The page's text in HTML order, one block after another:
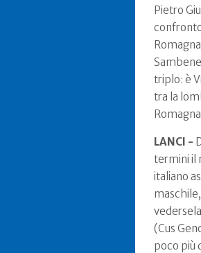
Pietro
triplo: è
tra la
LANCI -
termini il
italiano
(Cus
poco più